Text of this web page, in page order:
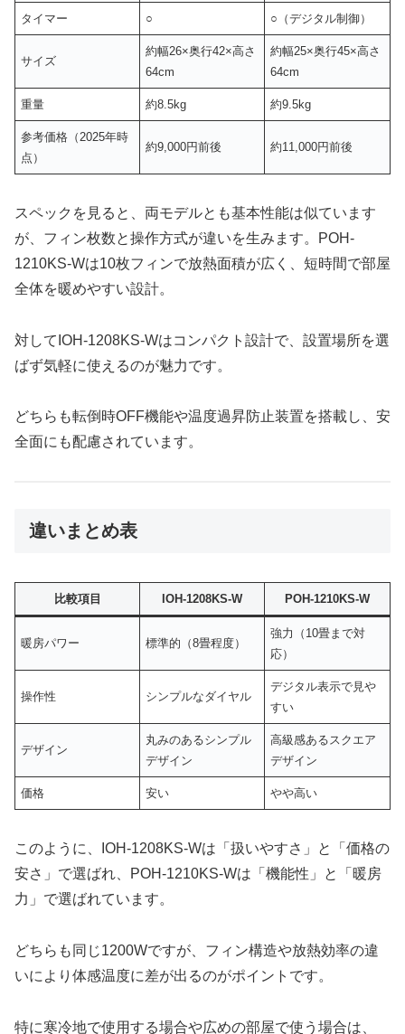
タイマー ○ ○（デジタル制御）
サイズ
約幅26×奥行42×高さ
64cm
約幅25×奥行45×高さ
64cm
重量 約8.5kg 約9.5kg
参考価格（2025年時
点）
約9,000円前後 約11,000円前後
スペックを見ると、両モデルとも基本性能は似ています
が、フィン枚数と操作方式が違いを生みます。POH-
1210KS-Wは10枚フィンで放熱面積が広く、短時間で部屋
全体を暖めやすい設計。
対してIOH-1208KS-Wはコンパクト設計で、設置場所を選
ばず気軽に使えるのが魅力です。
どちらも転倒時OFF機能や温度過昇防止装置を搭載し、安
全面にも配慮されています。
違いまとめ表
比較項目 IOH-1208KS-W POH-1210KS-W
暖房パワー 標準的（8畳程度）
強力（10畳まで対
応）
操作性 シンプルなダイヤル
デジタル表示で見や
すい
デザイン
丸みのあるシンプル
デザイン
高級感あるスクエア
デザイン
価格 安い やや高い
このように、IOH-1208KS-Wは「扱いやすさ」と「価格の
安さ」で選ばれ、POH-1210KS-Wは「機能性」と「暖房
力」で選ばれています。
どちらも同じ1200Wですが、フィン構造や放熱効率の違
いにより体感温度に差が出るのがポイントです。
特に寒冷地で使用する場合や広めの部屋で使う場合は、